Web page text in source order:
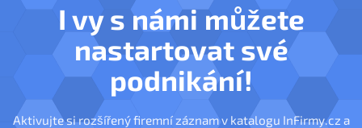
I vy s námi můžete
nastartovat své
podnikání!
Aktivujte si rozšířený firemní záznam v katalogu InFirmy.cz a